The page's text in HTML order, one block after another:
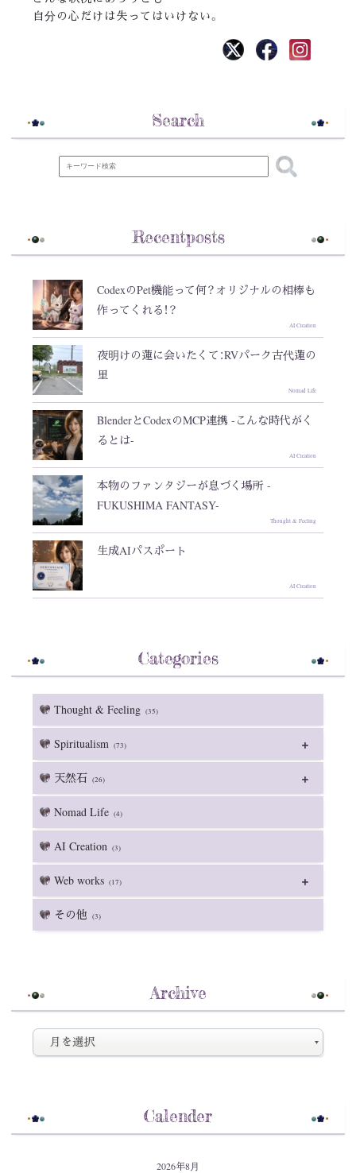
自分の心だけは失ってはいけない。
Search
Recentposts
CodexのPet機能って何？オリジナルの相棒も
作ってくれる！？
AI Creation
夜明けの蓮に会いたくて：RVパーク古代蓮の
里
Nomad Life
BlenderとCodexのMCP連携 -こんな時代がく
るとは-
AI Creation
本物のファンタジーが息づく場所 -
FUKUSHIMA FANTASY-
Thought & Feeling
生成AIパスポート
AI Creation
Categories
Thought & Feeling (35)
Spiritualism (73)
天然石 (26)
Nomad Life (4)
AI Creation (3)
Web works (17)
その他 (3)
Archive
Calender
2026年8月